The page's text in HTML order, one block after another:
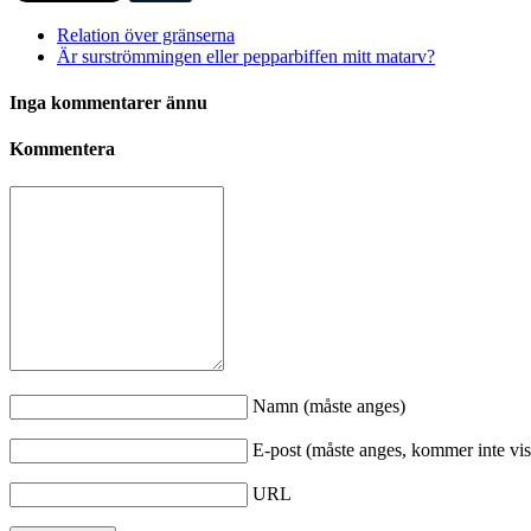
Relation över gränserna
Är surströmmingen eller pepparbiffen mitt matarv?
Inga kommentarer ännu
Kommentera
Namn (måste anges)
E-post (måste anges, kommer inte
URL